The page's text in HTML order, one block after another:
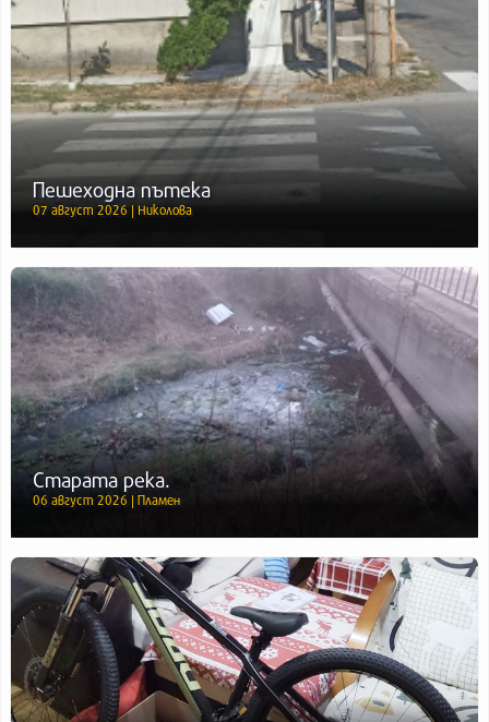
Пешеходна пътека
07 август 2026 | Николова
Старата река.
06 август 2026 | Пламен